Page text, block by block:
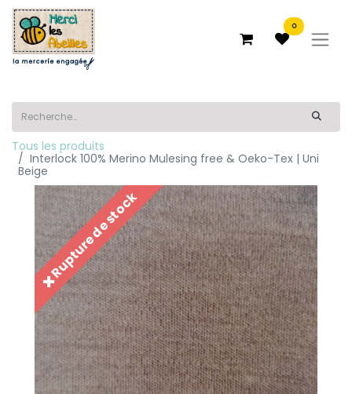
0
Tous les produits
Interlock 100% Merino Mulesing free & Oeko-Tex | Uni
Beige
✖️ Rupture de stock